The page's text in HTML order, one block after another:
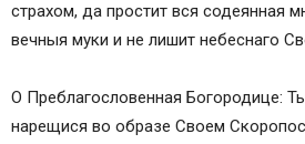
страхом, да простит вся содеянная
вечныя муки и не лишит небеснаго
О Преблагословенная Богородице:
нарещися во образе Своем